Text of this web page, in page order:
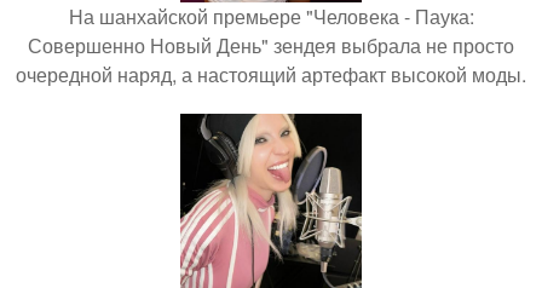
На шанхайской премьере "Человека - Паука:
Совершенно Новый День" зендея выбрала не просто
очередной наряд, а настоящий артефакт высокой моды.